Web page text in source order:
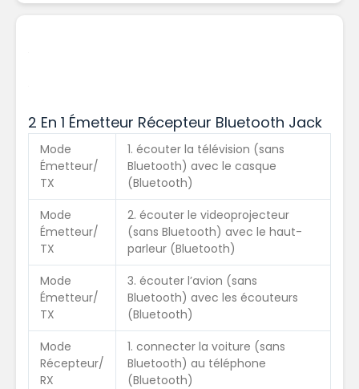
2 En 1 Émetteur Récepteur Bluetooth Jack
Mode
Émetteur/
TX
1. écouter la télévision (sans
Bluetooth) avec le casque
(Bluetooth)
Mode
Émetteur/
TX
2. écouter le videoprojecteur
(sans Bluetooth) avec le haut-
parleur (Bluetooth)
Mode
Émetteur/
TX
3. écouter l’avion (sans
Bluetooth) avec les écouteurs
(Bluetooth)
Mode
Récepteur/
RX
1. connecter la voiture (sans
Bluetooth) au téléphone
(Bluetooth)